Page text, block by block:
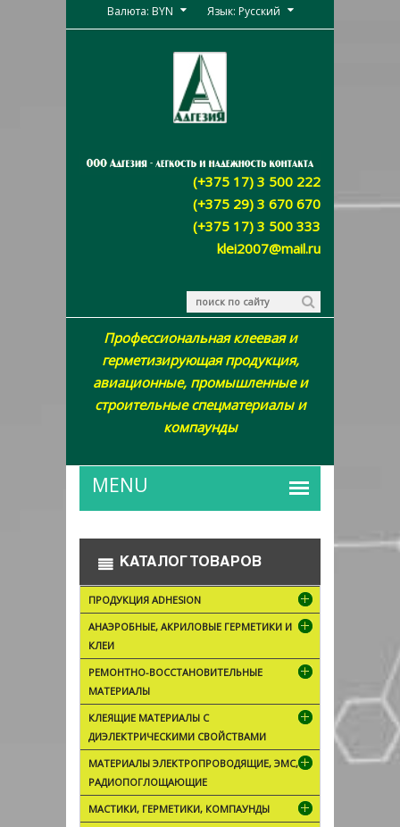
Валюта: BYN Язык: Русский
(+375 17) 3 500 222
(+375 29) 3 670 670
(+375 17) 3 500 333
klei2007@mail.ru
Профессиональная клеевая и
герметизирующая продукция,
авиационные, промышленные и
строительные спецматериалы и
компаунды
КАТАЛОГ ТОВАРОВ
ПРОДУКЦИЯ ADHESION
АНАЭРОБНЫЕ, АКРИЛОВЫЕ ГЕРМЕТИКИ И
КЛЕИ
РЕМОНТНО-ВОССТАНОВИТЕЛЬНЫЕ
МАТЕРИАЛЫ
КЛЕЯЩИЕ МАТЕРИАЛЫ С
ДИЭЛЕКТРИЧЕСКИМИ СВОЙСТВАМИ
МАТЕРИАЛЫ ЭЛЕКТРОПРОВОДЯЩИЕ, ЭМС,
РАДИОПОГЛОЩАЮЩИЕ
МАСТИКИ, ГЕРМЕТИКИ, КОМПАУНДЫ